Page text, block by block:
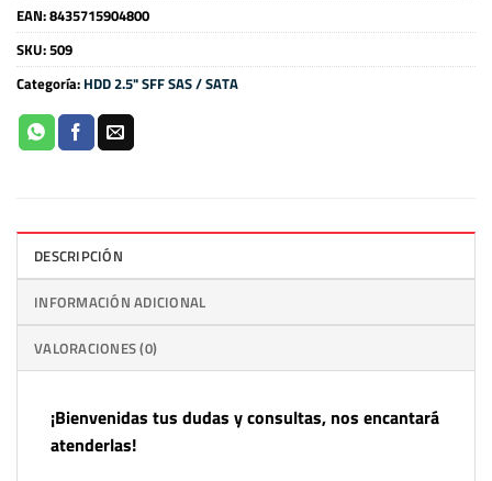
EAN:8435715904800
SKU:509
Categoría: HDD 2.5" SFF SAS / SATA
DESCRIPCIÓN
INFORMACIÓN ADICIONAL
VALORACIONES (0)
¡Bienvenidas tus dudas y consultas, nos encantará
atenderlas!